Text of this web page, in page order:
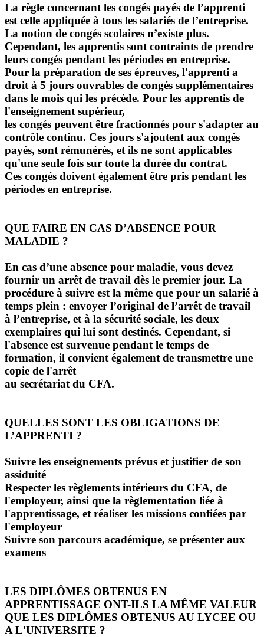
La règle concernant les congés payés de l’apprenti
est celle appliquée à tous les salariés de l’entreprise.
La notion de congés scolaires n’existe plus.
Cependant, les apprentis sont contraints de prendre
leurs congés pendant les périodes en entreprise.
Pour la préparation de ses épreuves, l'apprenti a
droit à 5 jours ouvrables de congés supplémentaires
dans le mois qui les précède. Pour les apprentis de
l'enseignement supérieur,
les congés peuvent être fractionnés pour s'adapter au
contrôle continu. Ces jours s'ajoutent aux congés
payés, sont rémunérés, et ils ne sont applicables
qu'une seule fois sur toute la durée du contrat.
Ces congés doivent également être pris pendant les
périodes en entreprise.
QUE FAIRE EN CAS D’ABSENCE POUR
MALADIE ?
En cas d’une absence pour maladie, vous devez
fournir un arrêt de travail dès le premier jour. La
procédure à suivre est la même que pour un salarié à
temps plein : envoyer l’original de l’arrêt de travail
à l’entreprise, et à la sécurité sociale, les deux
exemplaires qui lui sont destinés. Cependant, si
l'absence est survenue pendant le temps de
formation, il convient également de transmettre une
copie de l'arrêt
au secrétariat du CFA.
QUELLES SONT LES OBLIGATIONS DE
L’APPRENTI ?
Suivre les enseignements prévus et justifier de son
assiduité
Respecter les règlements intérieurs du CFA, de
l'employeur, ainsi que la règlementation liée à
l'apprentissage, et réaliser les missions confiées par
l'employeur
Suivre son parcours académique, se présenter aux
examens
LES DIPLÔMES OBTENUS EN
APPRENTISSAGE ONT-ILS LA MÊME VALEUR
QUE LES DIPLÔMES OBTENUS AU LYCEE OU
A L'UNIVERSITE ?